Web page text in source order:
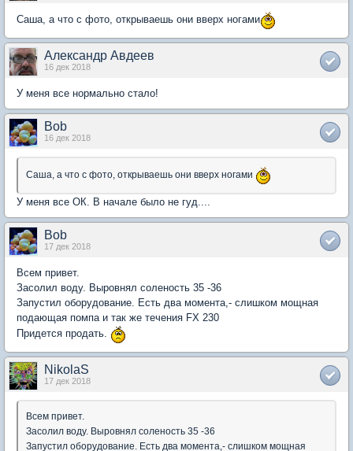
Саша, а что с фото, открываешь они вверх ногами
Александр Авдеев
16 дек 2018
У меня все нормально стало!
Bob
16 дек 2018
Саша, а что с фото, открываешь они вверх ногами
У меня все ОК. В начале было не гуд....
Bob
17 дек 2018
Всем привет.
Засолил воду. Выровнял соленость 35 -36
Запустил оборудование. Есть два момента,- слишком мощная
подающая помпа и так же течения FX 230
Придется продать.
NikolaS
17 дек 2018
Всем привет.
Засолил воду. Выровнял соленость 35 -36
Запустил оборудование. Есть два момента,- слишком мощная